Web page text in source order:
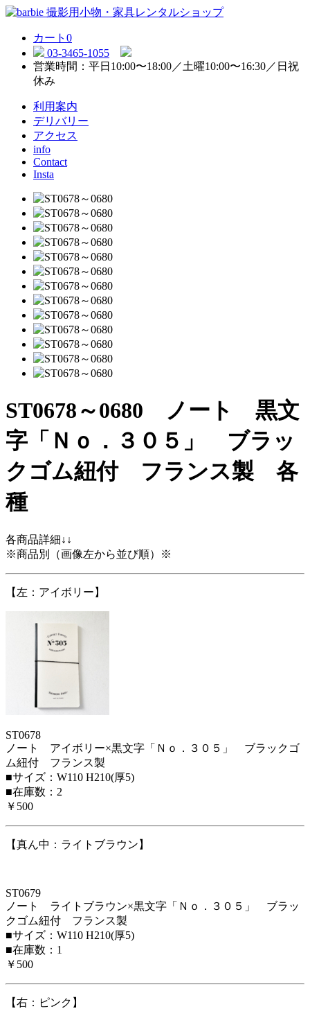
カート 0
03-3465-1055
営業時間：平日10:00〜18:00／土曜10:00〜16:30／日祝
休み
利用案内
デリバリー
アクセス
info
Contact
Insta
ST0678～0680 ノート 黒文
字「Ｎｏ．３０５」 ブラッ
クゴム紐付 フランス製 各
種
各商品詳細↓↓
※商品別（画像左から並び順）※
【左：アイボリー】
ST0678
ノート アイボリー×黒文字「Ｎｏ．３０５」 ブラックゴ
ム紐付 フランス製
■サイズ：W110 H210(厚5)
■在庫数：2
￥500
【真ん中：ライトブラウン】
ST0679
ノート ライトブラウン×黒文字「Ｎｏ．３０５」 ブラッ
クゴム紐付 フランス製
■サイズ：W110 H210(厚5)
■在庫数：1
￥500
【右：ピンク】